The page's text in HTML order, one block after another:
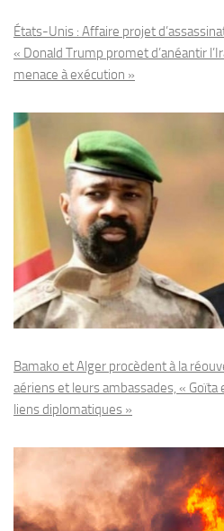
États-Unis : Affaire projet
« Donald Trump promet d’anéantir
menace à exécution »
Bamako et Alger procèdent à la
aériens et leurs ambassades, «
liens diplomatiques »